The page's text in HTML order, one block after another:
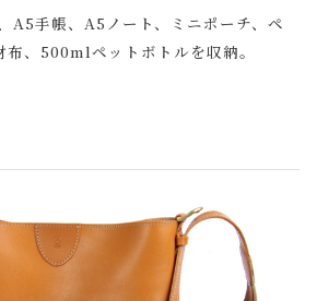
A5手帳、A5ノート、ミニポーチ、ペ
布、500mlペットボトルを収納。